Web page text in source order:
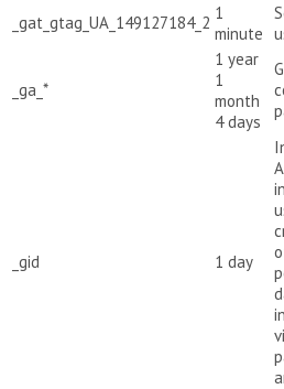
_gat_gtag_UA_149127184_2 1
minute
_ga_*
1 year
1
month
4 days
_gid 1 day